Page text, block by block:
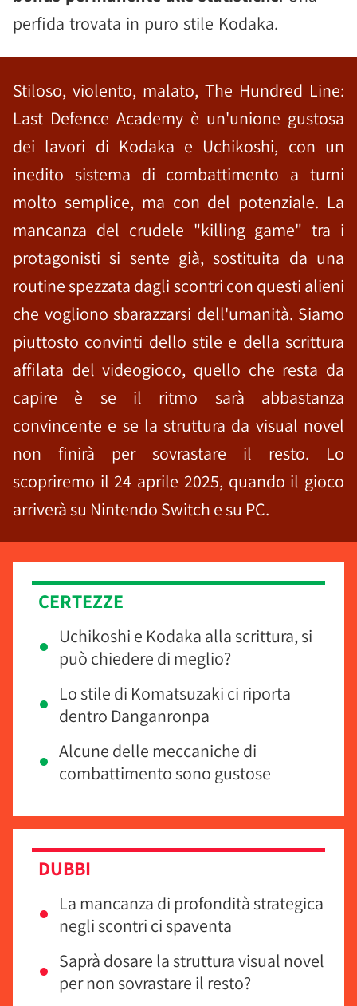
perfida trovata in puro stile Kodaka.
Stiloso, violento, malato, The Hundred Line:
Last Defence Academy è un'unione gustosa
dei lavori di Kodaka e Uchikoshi, con un
inedito sistema di combattimento a turni
molto semplice, ma con del potenziale. La
mancanza del crudele "killing game" tra i
protagonisti si sente già, sostituita da una
routine spezzata dagli scontri con questi alieni
che vogliono sbarazzarsi dell'umanità. Siamo
piuttosto convinti dello stile e della scrittura
affilata del videogioco, quello che resta da
capire è se il ritmo sarà abbastanza
convincente e se la struttura da visual novel
non finirà per sovrastare il resto. Lo
scopriremo il 24 aprile 2025, quando il gioco
arriverà su Nintendo Switch e su PC.
CERTEZZE
Uchikoshi e Kodaka alla scrittura, si
può chiedere di meglio?
Lo stile di Komatsuzaki ci riporta
dentro Danganronpa
Alcune delle meccaniche di
combattimento sono gustose
DUBBI
La mancanza di profondità strategica
negli scontri ci spaventa
Saprà dosare la struttura visual novel
per non sovrastare il resto?